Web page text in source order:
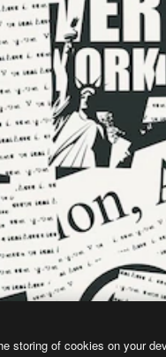
storing of cookies on your